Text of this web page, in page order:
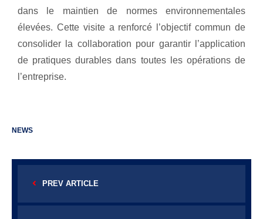
dans le maintien de normes environnementales
élevées. Cette visite a renforcé l’objectif commun de
consolider la collaboration pour garantir l’application
de pratiques durables dans toutes les opérations de
l’entreprise.
NEWS
PREV ARTICLE